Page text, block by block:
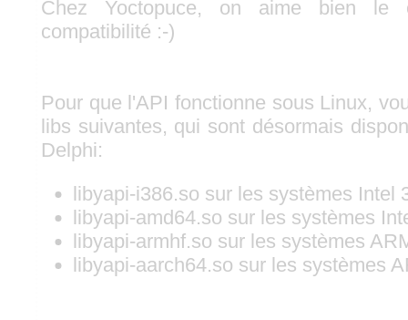
Chez Yoctopuce, on aime bien le
compatibilité :-)
Pour que l'API fonctionne sous Linux,
libs suivantes, qui sont désormais
Delphi:
libyapi-i386.so sur les systèmes Intel
libyapi-amd64.so sur les systèmes
libyapi-armhf.so sur les systèmes
libyapi-aarch64.so sur les systèmes